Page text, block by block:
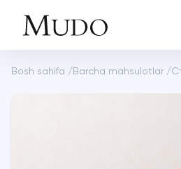
Bosh sahifa / Barcha mahsulotlar /